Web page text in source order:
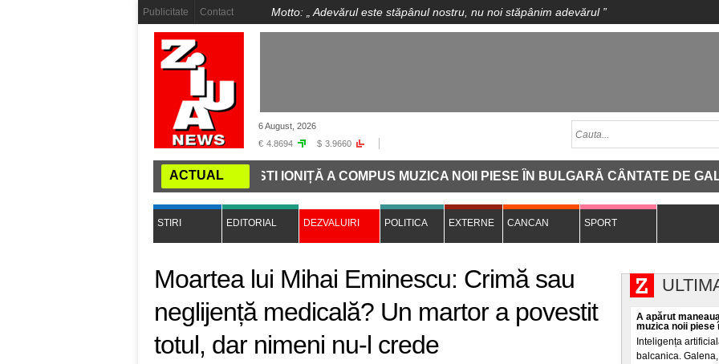
Publicitate Contact Motto: „ Adevărul este stăpânul nostru, nu noi stăpânim adevărul”
6 August, 2026
€ 4.8694 $ 3.9660
ACTUAL
DESPRE CHATGPT. COSTI IONIȚĂ A COMPUS MUZICA NOII PIESE ÎN BULGARĂ CÂNTATE DE GALENA
STIRI EDITORIAL DEZVALUIRI POLITICA EXTERNE CANCAN SPORT
Moartea lui Mihai Eminescu: Crimă sau
neglijență medicală? Un martor a povestit
totul, dar nimeni nu-l crede
A apărut
muzica noii piese
Inteligența
balcanica.